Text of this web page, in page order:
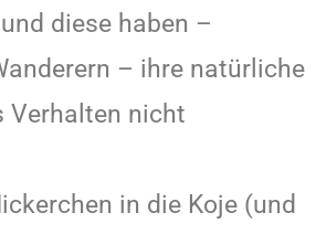
diese haben –
– ihre natürliche
Verhalten nicht
in die Koje (und